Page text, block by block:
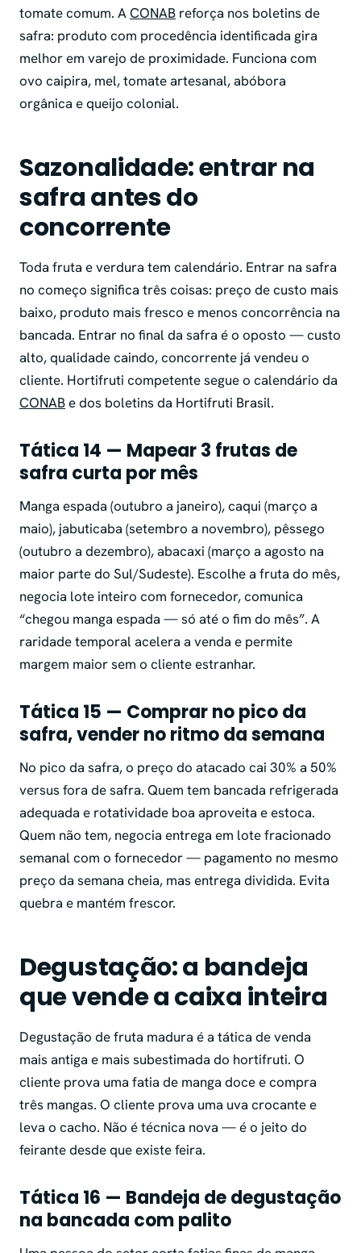
tomate comum. ACONAB reforça nos boletins de
safra: produto com procedência identificada gira
melhor em varejo de proximidade. Funciona com
ovo caipira, mel, tomate artesanal, abóbora
orgânica e queijo colonial.
Sazonalidade: entrar na
safra antes do
concorrente
Toda fruta e verdura tem calendário. Entrar na safra
no começo significa três coisas: preço de custo mais
baixo, produto mais fresco e menos concorrência na
bancada. Entrar no final da safra é o oposto — custo
alto, qualidade caindo, concorrente já vendeu o
cliente. Hortifruti competente segue o calendário da
CONABe dos boletins da Hortifruti Brasil.
Tática 14 — Mapear 3 frutas de
safra curta por mês
Manga espada (outubro a janeiro), caqui (março a
maio), jabuticaba (setembro a novembro), pêssego
(outubro a dezembro), abacaxi (março a agosto na
maior parte do Sul/Sudeste). Escolhe a fruta do mês,
negocia lote inteiro com fornecedor, comunica
“chegou manga espada — só até o fim do mês”. A
raridade temporal acelera a venda e permite
margem maior sem o cliente estranhar.
Tática 15 — Comprar no pico da
safra, vender no ritmo da semana
No pico da safra, o preço do atacado cai 30% a 50%
versus fora de safra. Quem tem bancada refrigerada
adequada e rotatividade boa aproveita e estoca.
Quem não tem, negocia entrega em lote fracionado
semanal com o fornecedor — pagamento no mesmo
preço da semana cheia, mas entrega dividida. Evita
quebra e mantém frescor.
Degustação: a bandeja
que vende a caixa inteira
Degustação de fruta madura é a tática de venda
mais antiga e mais subestimada do hortifruti. O
cliente prova uma fatia de manga doce e compra
três mangas. O cliente prova uma uva crocante e
leva o cacho. Não é técnica nova — é o jeito do
feirante desde que existe feira.
Tática 16 — Bandeja de degustação
na bancada com palito